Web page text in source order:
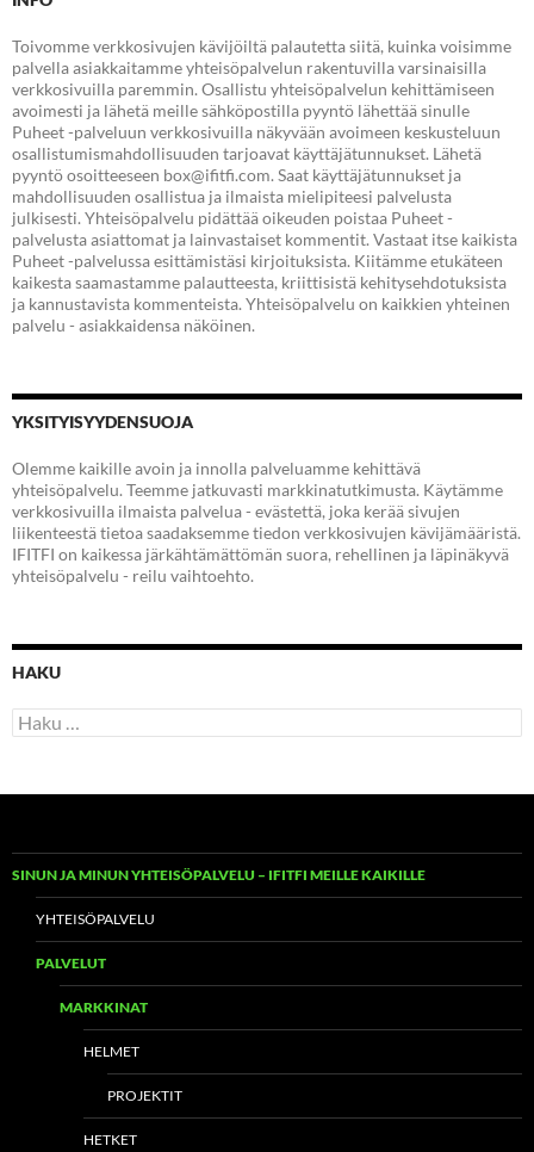
Toivomme verkkosivujen kävijöiltä palautetta siitä, kuinka voisimme
palvella asiakkaitamme yhteisöpalvelun rakentuvilla varsinaisilla
verkkosivuilla paremmin. Osallistu yhteisöpalvelun kehittämiseen
avoimesti ja lähetä meille sähköpostilla pyyntö lähettää sinulle
Puheet -palveluun verkkosivuilla näkyvään avoimeen keskusteluun
osallistumismahdollisuuden tarjoavat käyttäjätunnukset. Lähetä
pyyntö osoitteeseen box@ifitfi.com. Saat käyttäjätunnukset ja
mahdollisuuden osallistua ja ilmaista mielipiteesi palvelusta
julkisesti. Yhteisöpalvelu pidättää oikeuden poistaa Puheet -
palvelusta asiattomat ja lainvastaiset kommentit. Vastaat itse kaikista
Puheet -palvelussa esittämistäsi kirjoituksista. Kiitämme etukäteen
kaikesta saamastamme palautteesta, kriittisistä kehitysehdotuksista
ja kannustavista kommenteista. Yhteisöpalvelu on kaikkien yhteinen
palvelu - asiakkaidensa näköinen.
YKSITYISYYDENSUOJA
Olemme kaikille avoin ja innolla palveluamme kehittävä
yhteisöpalvelu. Teemme jatkuvasti markkinatutkimusta. Käytämme
verkkosivuilla ilmaista palvelua - evästettä, joka kerää sivujen
liikenteestä tietoa saadaksemme tiedon verkkosivujen kävijämääristä.
IFITFI on kaikessa järkähtämättömän suora, rehellinen ja läpinäkyvä
yhteisöpalvelu - reilu vaihtoehto.
HAKU
Haku:
SINUN JA MINUN YHTEISÖPALVELU – IFITFI MEILLE KAIKILLE
YHTEISÖPALVELU
PALVELUT
MARKKINAT
HELMET
PROJEKTIT
HETKET